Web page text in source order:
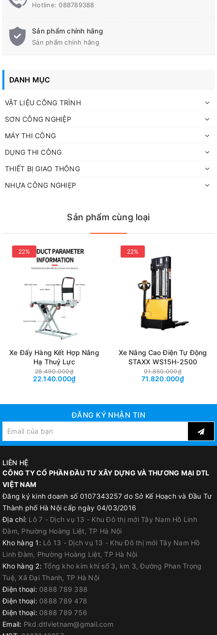
Hotline:088789388
Sản phẩm chính hãng
Sản phẩm chính hãng
DANH MỤC
VẬT LIỆU CÔNG TRÌNH
SƠN CÔNG NGHIỆP
MÁY THI CÔNG
DỤNG THI CÔNG
THIẾT BỊ GIAO THÔNG
NHỰA CÔNG NGHIẸP
Sản phẩm cùng loại
22%
Xe Đẩy Hàng Kết Hợp Nâng
Hạ Thuỷ Lực
28.490.000₫
22.140.000₫
22%
Xe Nâng Cao Điện Tự Động
STAXX WS15H-2500
91.850.000₫
71.820.000₫
ĐĂNG KÝ NHẬN TIN
LIÊN HỆ
CÔNG TY CỔ PHẦN ĐẦU TƯ XÂY DỰNG VÀ THƯƠNG MẠI DTL
VIỆT NAM
Đăng ký kinh doanh số 0107343257 do Sở Kế Hoạch và Đầu Tư
Thành phố Hà Nội cấp ngày 04/03/2016
Địa chỉ: Lô 7 - Dịch vụ 13 - Khu Đô thị mới Tây Nam Hồ Linh
Đàm, Phường Hoàng Liệt, TP Hà Nội
Kho hàng 1: Lô 13 - Dịch vụ 13 - Khu Đô thị mới Tây Nam Hồ
Linh Đàm, Phường Hoàng Liệt, TP Hà Nội
Kho hàng 2: Tổng kho kim khí số 3, km 3, Đường Phan Trọng
Tuệ, Xã Đại Thanh, TP Hà Nội
Điện thoại: 0888 789 388
Điện thoại: 0888 789 478
Điện thoại: 0888 789 756
Email: Pkd.dtlvietnam@gmail.com